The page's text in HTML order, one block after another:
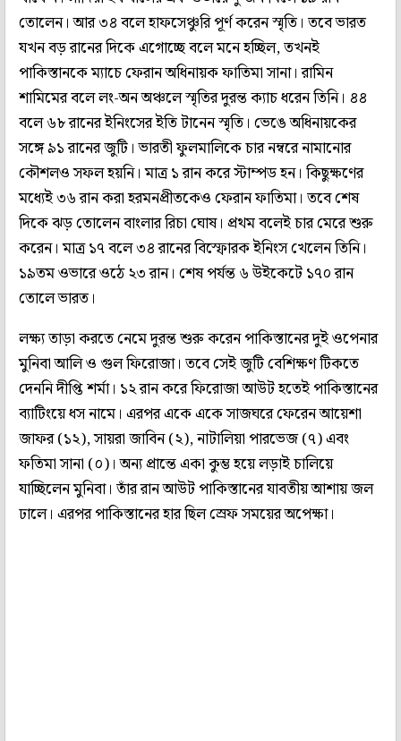
তোলেন। আর ৩৪ বলে হাফসেঞ্চুরি পূর্ণ করেন স্মৃতি। তবে ভারত
যখন বড় রানের দিকে এগোচ্ছে বলে মনে হচ্ছিল, তখনই
পাকিস্তানকে ম্যাচে ফেরান অধিনায়ক ফাতিমা সানা। রামিন
শামিমের বলে লং-অন অঞ্চলে স্মৃতির দুরন্ত ক্যাচ ধরেন তিনি। ৪৪
বলে ৬৮ রানের ইনিংসের ইতি টানেন স্মৃতি। ভেঙে অধিনায়কের
সঙ্গে ৯১ রানের জুটি। ভারতী ফুলমালিকে চার নম্বরে নামানোর
কৌশলও সফল হয়নি। মাত্র ১ রান করে স্টাম্পড হন। কিছুক্ষণের
মধ্যেই ৩৬ রান করা হরমনপ্রীতকেও ফেরান ফাতিমা। তবে শেষ
দিকে ঝড় তোলেন বাংলার রিচা ঘোষ। প্রথম বলেই চার মেরে শুরু
করেন। মাত্র ১৭ বলে ৩৪ রানের বিস্ফোরক ইনিংস খেলেন তিনি।
১৯তম ওভারে ওঠে ২৩ রান। শেষ পর্যন্ত ৬ উইকেটে ১৭০ রান
তোলে ভারত।
লক্ষ্য তাড়া করতে নেমে দুরন্ত শুরু করেন পাকিস্তানের দুই ওপেনার
মুনিবা আলি ও গুল ফিরোজা। তবে সেই জুটি বেশিক্ষণ টিকতে
দেননি দীপ্তি শর্মা। ১২ রান করে ফিরোজা আউট হতেই পাকিস্তানের
ব্যাটিংয়ে ধস নামে। এরপর একে একে সাজঘরে ফেরেন আয়েশা
জাফর (১২), সায়রা জাবিন (২), নাটালিয়া পারভেজ (৭) এবং
ফতিমা সানা (০)। অন্য প্রান্তে একা কুম্ভ হয়ে লড়াই চালিয়ে
যাচ্ছিলেন মুনিবা। তাঁর রান আউট পাকিস্তানের যাবতীয় আশায় জল
ঢালে। এরপর পাকিস্তানের হার ছিল স্রেফ সময়ের অপেক্ষা।